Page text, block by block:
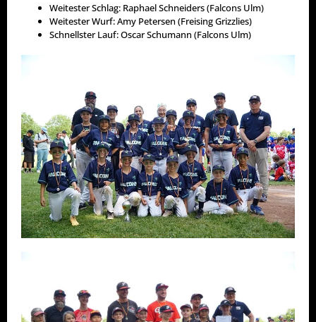
Weitester Schlag: Raphael Schneiders (Falcons Ulm)
Weitester Wurf: Amy Petersen (Freising Grizzlies)
Schnellster Lauf: Oscar Schumann (Falcons Ulm)